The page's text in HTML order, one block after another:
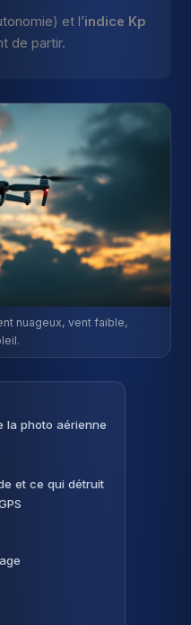
et l’indice Kp
de partir.
nuageux, vent faible,
la photo aérienne
et ce qui détruit